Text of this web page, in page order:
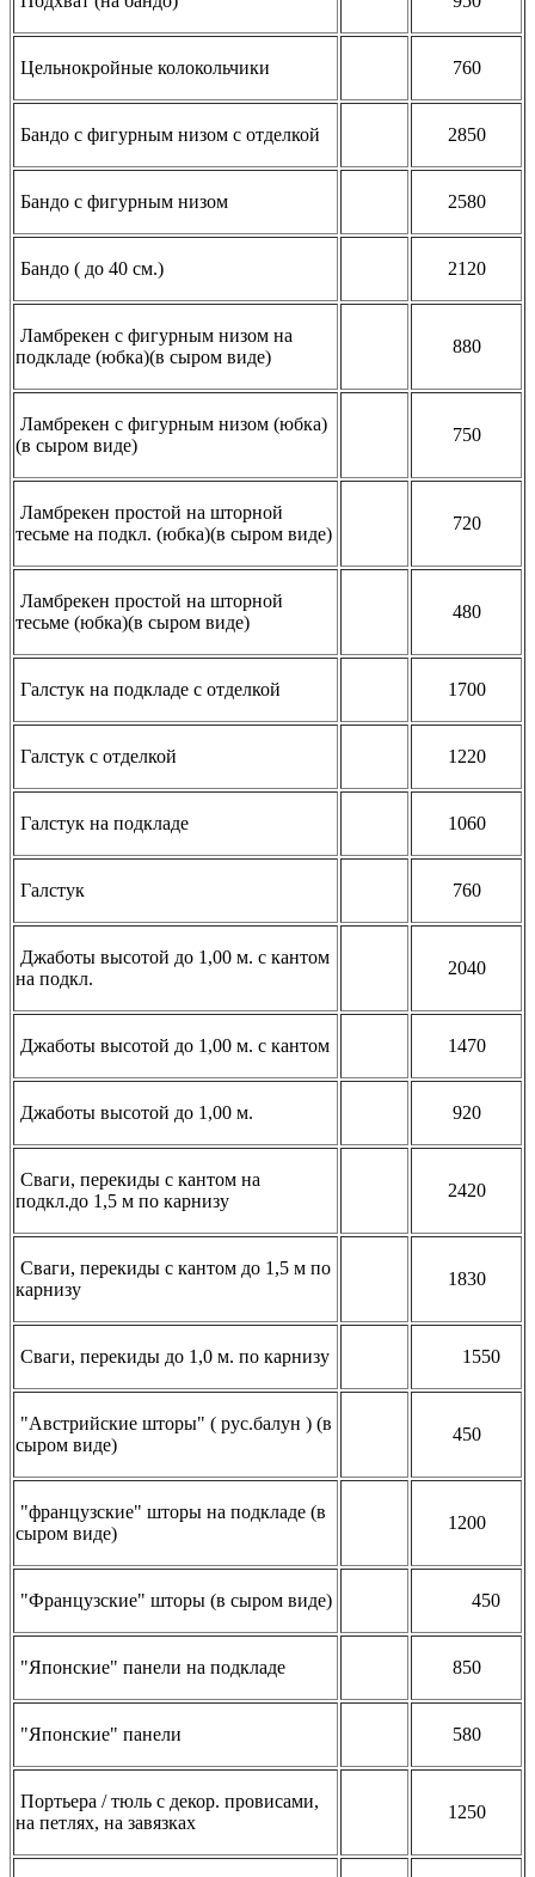
Цельнокройные колокольчики 760
Бандо с фигурным низом с отделкой 2850
Бандо с фигурным низом 2580
Бандо ( до 40 см.) 2120
Ламбрекен с фигурным низом на
подкладе (юбка)(в сыром виде)
880
Ламбрекен с фигурным низом (юбка)
(в сыром виде)
750
Ламбрекен простой на шторной
тесьме на подкл. (юбка)(в сыром виде)
720
Ламбрекен простой на шторной
тесьме (юбка)(в сыром виде)
480
Галстук на подкладе с отделкой 1700
Галстук с отделкой 1220
Галстук на подкладе 1060
Галстук 760
Джаботы высотой до 1,00 м. с кантом
на подкл.
2040
Джаботы высотой до 1,00 м. с кантом 1470
Джаботы высотой до 1,00 м. 920
Сваги, перекиды с кантом на
подкл.до 1,5 м по карнизу
2420
Сваги, перекиды с кантом до 1,5 м по
карнизу
1830
Сваги, перекиды до 1,0 м. по карнизу 1550
"Австрийские шторы" ( рус.балун ) (в
сыром виде)
450
"французские" шторы на подкладе (в
сыром виде)
1200
"Французские" шторы (в сыром виде) 450
"Японские" панели на подкладе 850
"Японские" панели 580
Портьера / тюль с декор. провисами,
на петлях, на завязках
1250